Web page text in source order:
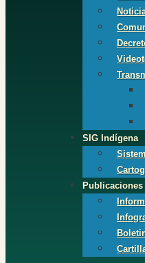
SIG Indígena
Publicaciones